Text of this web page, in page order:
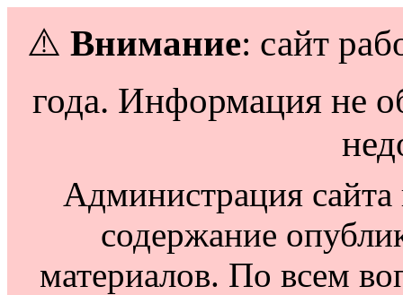
⚠️ Внимание: сайт
года. Информация не
Администрация сайта
содержание
материалов. По всем